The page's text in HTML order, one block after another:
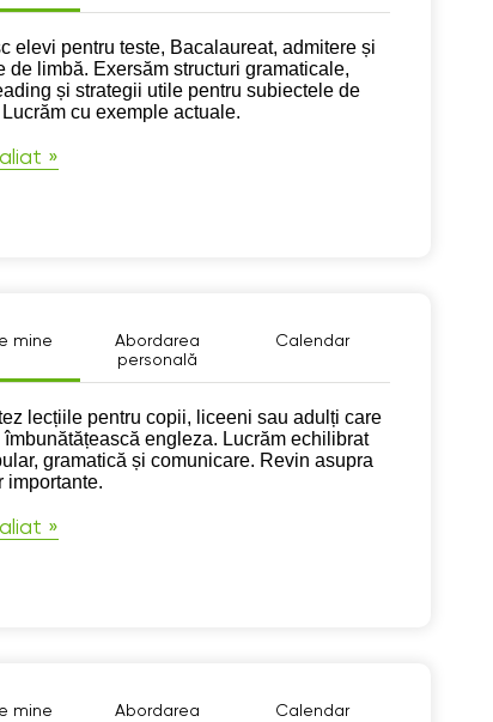
elevi pentru teste, Bacalaureat, admitere și
de limbă. Exersăm structuri gramaticale,
și strategii utile pentru subiectele de
cu exemple actuale.
»
mine
Abordarea
personală
Calendar
lecțiile pentru copii, liceeni sau adulți care
îmbunătățească engleza. Lucrăm echilibrat
gramatică și comunicare. Revin asupra
importante.
»
mine
Abordarea
Calendar